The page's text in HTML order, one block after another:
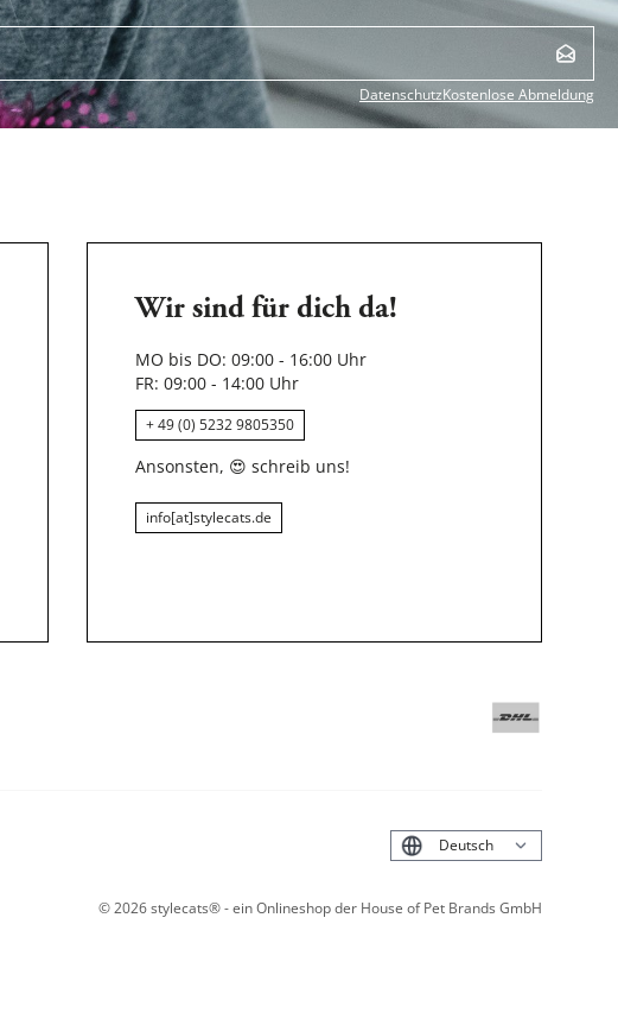
DatenschutzKostenlose Abmeldung
Wir sind für dich da!
MO bis DO: 09:00 - 16:00 Uhr
FR: 09:00 - 14:00 Uhr
+ 49 (0) 5232 9805350
Ansonsten, 😍 schreib uns!
info[at]stylecats.de
©2026stylecats® - ein Onlineshop der House of Pet Brands GmbH